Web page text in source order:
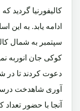
سپتمبر به شمال
کوکی جان انوربه
دعوت کردند تا در
آوری شاهدخت